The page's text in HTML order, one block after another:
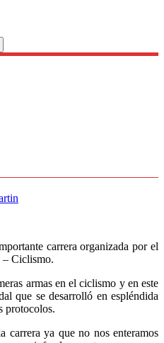
carrera organizada por el
– Ciclismo.
armas en el ciclismo y en este
que se desarrolló en espléndida
protocolos.
carrera ya que no nos enteramos